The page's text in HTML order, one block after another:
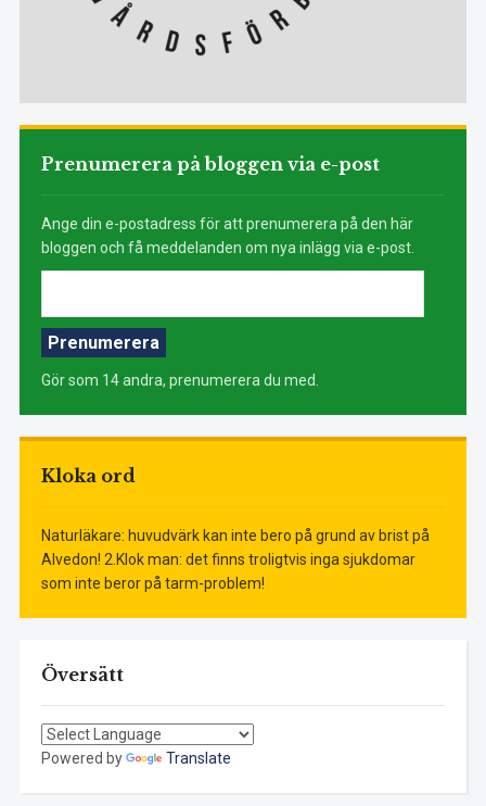
Prenumerera på bloggen via e-post
Ange din e-postadress för att prenumerera på den här
bloggen och få meddelanden om nya inlägg via e-post.
Prenumerera
Gör som 14 andra, prenumerera du med.
Kloka ord
Naturläkare: huvudvärk kan inte bero på grund av brist på
Alvedon! 2.Klok man: det finns troligtvis inga sjukdomar
som inte beror på tarm-problem!
Översätt
Powered by Translate